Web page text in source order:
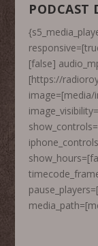
PODCAST
[false]
[https://